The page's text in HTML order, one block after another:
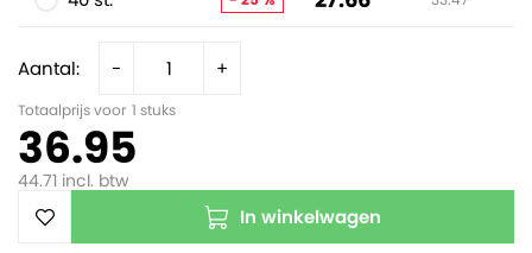
Aantal: - +
Totaalprijs voor 1 stuks
36.95
44.71 incl. btw
In winkelwagen